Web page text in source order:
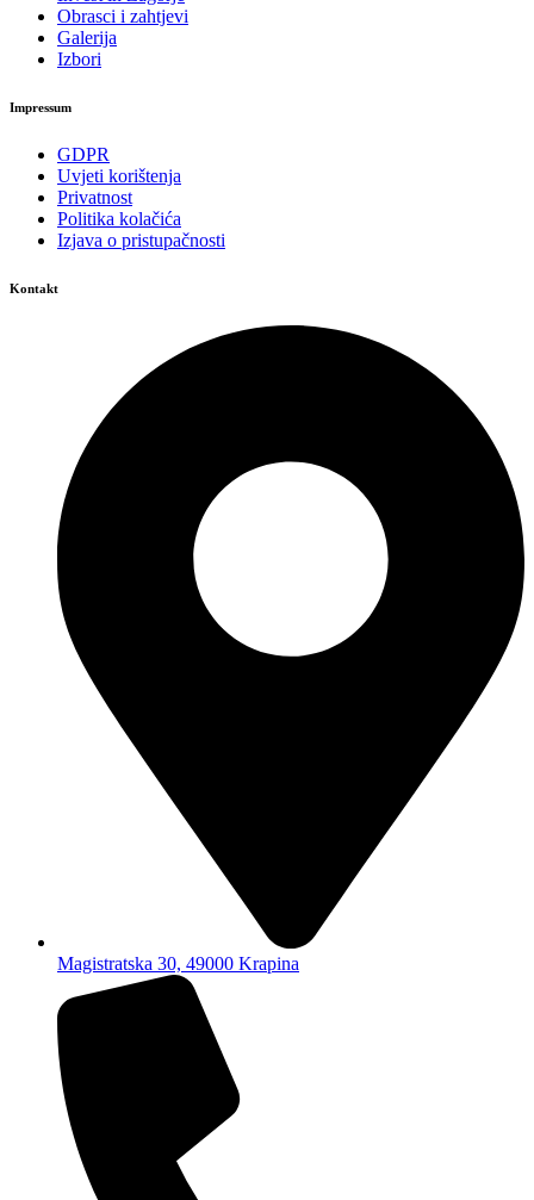
Obrasci i zahtjevi
Galerija
Izbori
Impressum
GDPR
Uvjeti korištenja
Privatnost
Politika kolačića
Izjava o pristupačnosti
Kontakt
Magistratska 30, 49000 Krapina